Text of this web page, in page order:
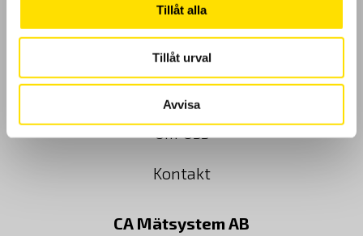
Tillåt alla
Tillåt urval
Avvisa
Cookies
Klagomål
Kundundersökning
Kontakt
CA Mätsystem AB